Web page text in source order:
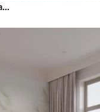
Kuuvalguses särav heinamaa, kus kasvavad looduslikud rohttaimed ja lilled